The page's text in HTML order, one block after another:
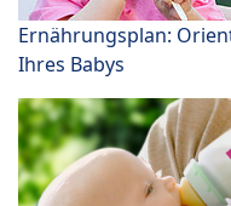
Ernährungsplan:
Ihres Babys